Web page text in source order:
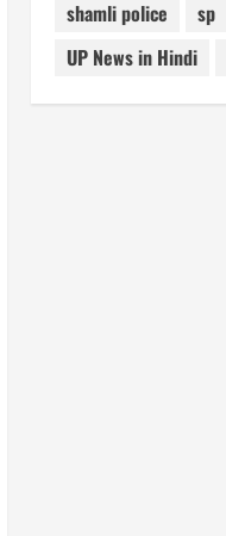
shamli police
sp
UP News in Hindi